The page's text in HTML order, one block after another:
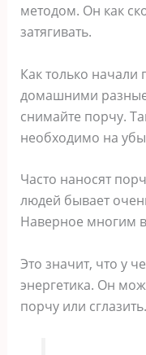
методом. Он как
затягивать.
Как только
домашними разные
снимайте порчу.
необходимо на
Часто наносят
людей бывает
Наверное многим
Это значит, что у
энергетика. Он
порчу или сглазить.